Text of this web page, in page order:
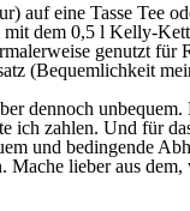
auf eine Tasse Tee
mit dem 0,5 l Kelly-
genutzt für
(Bequemlichkeit
dennoch
ich zahlen. Und für
und bedingende
Mache lieber aus dem,